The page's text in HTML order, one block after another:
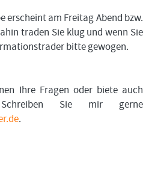
erscheint am Freitag Abend bzw.
traden Sie klug und wenn Sie
bitte gewogen.
Ihre Fragen oder biete auch
Sie mir gerne
.